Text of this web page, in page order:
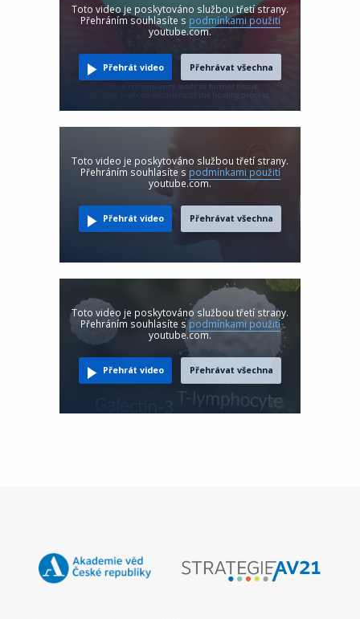
Toto video je poskytováno službou třetí strany.
Přehráním souhlasíte s podmínkami použití
youtube.com.
Přehrát video Přehrávat všechna
Toto video je poskytováno službou třetí strany.
Přehráním souhlasíte s podmínkami použití
youtube.com.
Přehrát video Přehrávat všechna
Toto video je poskytováno službou třetí strany.
Přehráním souhlasíte spodmínkami použití
youtube.com.
Přehrát video Přehrávat všechna